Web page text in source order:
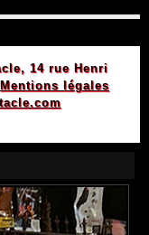
14 rue Henri
Mentions légales